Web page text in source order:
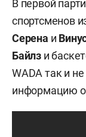
В первой
спортсменов
Серена и
Байлз и
WADA так и
информацию о